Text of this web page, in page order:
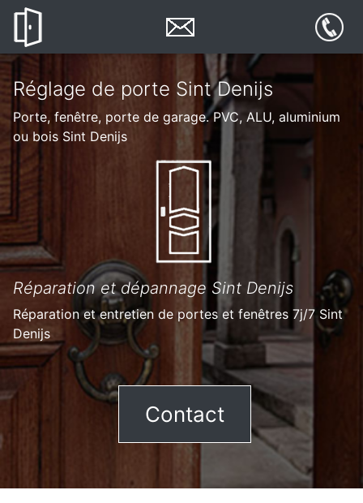
Réglage de porte Sint Denijs
Porte, fenêtre, porte de garage. PVC, ALU, aluminium
ou bois Sint Denijs
Réparation et dépannage Sint Denijs
Réparation et entretien de portes et fenêtres 7j/7 Sint
Denijs
Contact